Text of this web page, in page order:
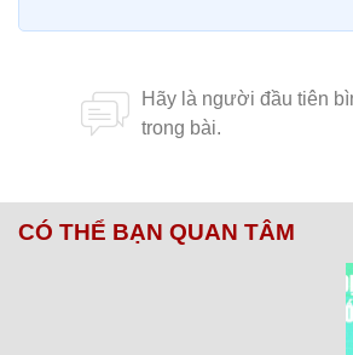
CÓ THỂ BẠN QUAN TÂM